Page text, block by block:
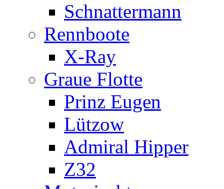
Schnattermann
Rennboote
X-Ray
Graue Flotte
Prinz Eugen
Lützow
Admiral Hipper
Z32